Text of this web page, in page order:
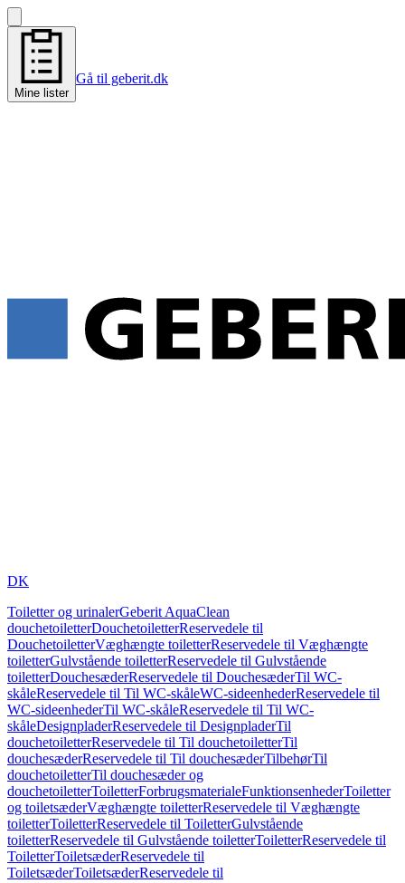
Mine lister
Gå til geberit.dk
DK
Toiletter og urinalerGeberit AquaClean
douchetoiletterDouchetoiletterReservedele til
DouchetoiletterVæghængte toiletterReservedele til Væghængte
toiletterGulvstående toiletterReservedele til Gulvstående
toiletterDouchesæderReservedele til DouchesæderTil WC-
skåleReservedele til Til WC-skåleWC-sideenhederReservedele til
WC-sideenhederTil WC-skåleReservedele til Til WC-
skåleDesignpladerReservedele til DesignpladerTil
douchetoiletterReservedele til Til douchetoiletterTil
douchesæderReservedele til Til douchesæderTilbehørTil
douchetoiletterTil douchesæder og
douchetoiletterToiletterForbrugsmaterialeFunktionsenhederToiletter
og toiletsæderVæghængte toiletterReservedele til Væghængte
toiletterToiletterReservedele til ToiletterGulvstående
toiletterReservedele til Gulvstående toiletterToiletterReservedele til
ToiletterToiletsæderReservedele til
ToiletsæderToiletsæderReservedele til